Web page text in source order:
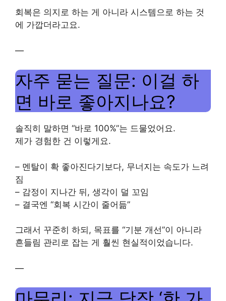
회복은 의지로 하는 게 아니라 시스템으로 하는 것
에 가깝더라고요.
—
자주 묻는 질문: 이걸 하
면 바로 좋아지나요?
솔직히 말하면 “바로 100%”는 드물었어요.
제가 경험한 건 이렇게요.
– 멘탈이 확 좋아진다기보다, 무너지는 속도가 느려
짐
– 감정이 지나간 뒤, 생각이 덜 꼬임
– 결국엔 “회복 시간이 줄어듦”
그래서 꾸준히 하되, 목표를 “기분 개선”이 아니라
흔들림 관리로 잡는 게 훨씬 현실적이었습니다.
—